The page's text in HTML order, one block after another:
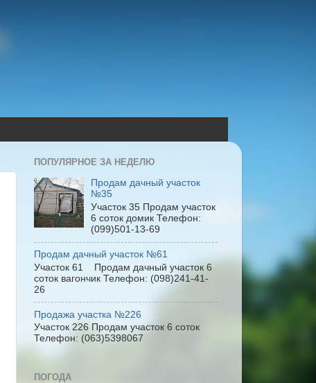
ПОПУЛЯРНОЕ ЗА НЕДЕЛЮ
Продам дачный участок
№35
Участок 35 Продам участок
6 соток домик Телефон:
(099)501-13-69
Продам дачный участок №61
Участок 61 Продам дачный участок 6
соток вагончик Телефон: (098)241-41-
26
Продажа участка №226
Участок 226 Продам участок 6 соток
Телефон: (063)5398067
ПОГОДА